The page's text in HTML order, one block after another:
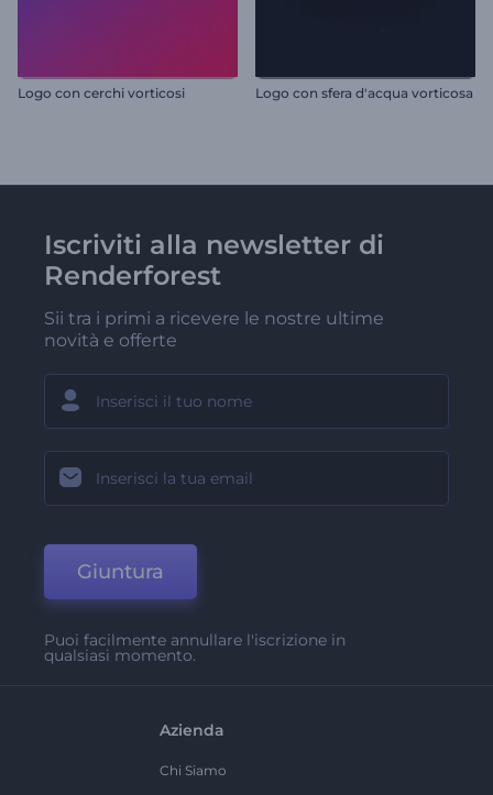
Logo con cerchi vorticosi Logo con sfera d'acqua vorticosa
Iscriviti alla newsletter di
Renderforest
Sii tra i primi a ricevere le nostre ultime
novità e offerte
Giuntura
Puoi facilmente annullare l'iscrizione in
qualsiasi momento.
Azienda
Chi Siamo